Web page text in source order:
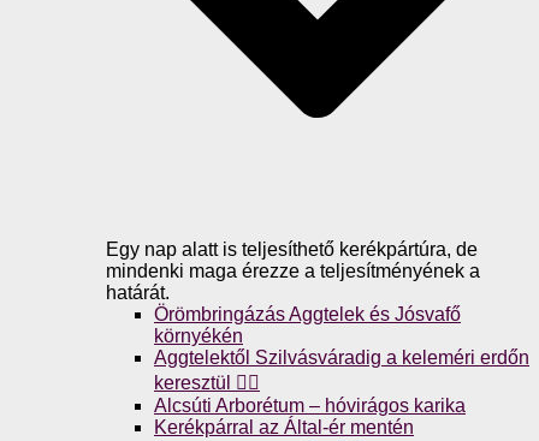
Egy nap alatt is teljesíthető kerékpártúra, de
mindenki maga érezze a teljesítményének a
határát.
Örömbringázás Aggtelek és Jósvafő
környékén
Aggtelektől Szilvásváradig a keleméri erdőn
keresztül 🚴‍♀️
Alcsúti Arborétum – hóvirágos karika
Kerékpárral az Által-ér mentén